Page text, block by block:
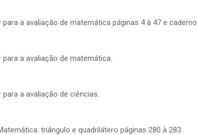
para a avaliação de matemática páginas 4 à 47 e caderno.
para a avaliação de matemática.
a avaliação de ciências.
triângulo e quadrilátero páginas 280 à 283.